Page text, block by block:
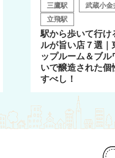
三鷹駅
武蔵小金
立飛駅
駅から歩いて行け
ルが旨い店７選｜
ップルーム＆ブ
いで醸造された
すべし！